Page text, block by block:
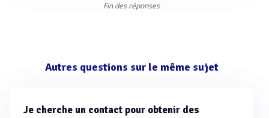
Fin des réponses
Autres questions sur le même sujet
Je cherche un contact pour obtenir des